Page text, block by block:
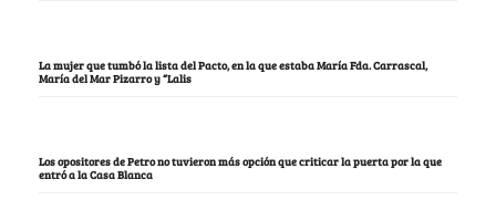
La mujer que tumbó la lista del Pacto, en la que estaba María Fda. Carrascal,
María del Mar Pizarro y “Lalis
Los opositores de Petro no tuvieron más opción que criticar la puerta por la que
entró a la Casa Blanca